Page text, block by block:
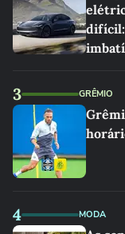
difícil:
3 GRÊMIO
4 MODA